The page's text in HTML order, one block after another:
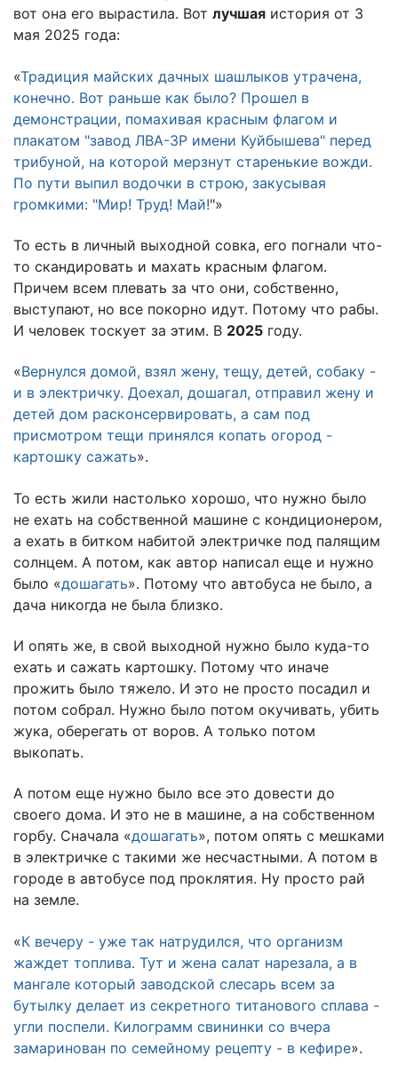
вот она его вырастила. Вот лучшая история от 3
мая 2025 года:
«Традиция майских дачных шашлыков утрачена,
конечно. Вот раньше как было? Прошел в
демонстрации, помахивая красным флагом и
плакатом "завод ЛВА-3Р имени Куйбышева" перед
трибуной, на которой мерзнут старенькие вожди.
По пути выпил водочки в строю, закусывая
громкими: "Мир! Труд! Май!"»
То есть в личный выходной совка, его погнали что-
то скандировать и махать красным флагом.
Причем всем плевать за что они, собственно,
выступают, но все покорно идут. Потому что рабы.
И человек тоскует за этим. В 2025 году.
«Вернулся домой, взял жену, тещу, детей, собаку -
и в электричку. Доехал, дошагал, отправил жену и
детей дом расконсервировать, а сам под
присмотром тещи принялся копать огород -
картошку сажать».
То есть жили настолько хорошо, что нужно было
не ехать на собственной машине с кондиционером,
а ехать в битком набитой электричке под палящим
солнцем. А потом, как автор написал еще и нужно
было «дошагать». Потому что автобуса не было, а
дача никогда не была близко.
И опять же, в свой выходной нужно было куда-то
ехать и сажать картошку. Потому что иначе
прожить было тяжело. И это не просто посадил и
потом собрал. Нужно было потом окучивать, убить
жука, оберегать от воров. А только потом
выкопать.
А потом еще нужно было все это довести до
своего дома. И это не в машине, а на собственном
горбу. Сначала «дошагать», потом опять с мешками
в электричке с такими же несчастными. А потом в
городе в автобусе под проклятия. Ну просто рай
на земле.
«К вечеру - уже так натрудился, что организм
жаждет топлива. Тут и жена салат нарезала, а в
мангале который заводской слесарь всем за
бутылку делает из секретного титанового сплава -
угли поспели. Килограмм свининки со вчера
замаринован по семейному рецепту - в кефире».